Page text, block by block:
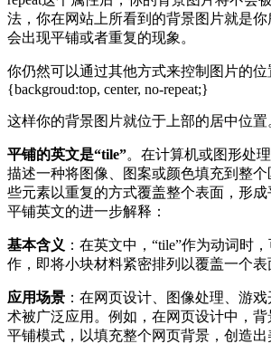
法，你在网站上所看到的背景图片就是
会出现平铺或者重复的现象。
你仍然可以通过其他方式来控制图片的位
{backgroud:top, center, no-repeat;}
这样你的背景图片就位于上部的居中位置
平铺的英文是“tile”。在计算机或图形处
描述一种将图像、图案或颜色填充到整
些元素以重复的方式覆盖整个表面，形
平铺英文的进一步解释：
基本含义 ：在英文中，“tile”作为动词时
作，即将小块材料紧密排列以覆盖一个表
应用场景 ：在网页设计、图像处理、游
术被广泛应用。例如，在网页设计中，
平铺模式，以填充整个网页背景，创造